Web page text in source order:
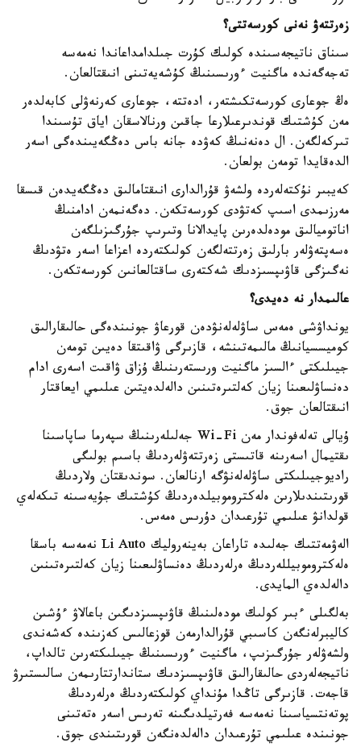
زەرتتەۋ نەنى كورسەتتى؟
سىناق ناتيجەسىندە كولىك كۇرت جىلدامداعاندا نەمەسە
تەجەگەندە ماگنيت ءورىسىنىڭ كۇشەيەتىنى انىقتالعان.
ەڭ جوعارى كورسەتكىشتەر، ادەتتە، جوعارى كەرنەۋلى كابەلدەر
مەن كۇشتىك قوندىرعىلارعا جاقىن ورنالاسقان اياق تۇسىندا
تىركەلگەن. ال دەنەنىڭ كەۋدە جانە باس دەڭگەيىندەگى اسەر
الدەقايدا تومەن بولعان.
كەيبىر نۇكتەلەردە ولشەۋ قۇرالدارى انىقتامالىق دەڭگەيدەن قىسقا
مەرزىمدى اسىپ كەتۋدى كورسەتكەن. دەگەنمەن ادامنىڭ
اناتوميالىق مودەلدەرىن پايدالانا وتىرىپ جۇرگىزىلگەن
ەسەپتەۋلەر بارلىق زەرتتەلگەن كولىكتەردە اعزاعا اسەر ەتۋدىڭ
نەگىزگى قاۋىپسىزدىك شەكتەرى ساقتالعانىن كورسەتكەن.
عالىمدار نە دەيدى؟
يونداۋشى ەمەس ساۋلەلەنۋدەن قورعاۋ جونىندەگى حالىقارالىق
كوميسسيانىڭ مالىمەتىنشە، قازىرگى ۋاقىتقا دەيىن تومەن
جيىلىكتى ءالسىز ماگنيت ورىستەرىنىڭ ۇزاق ۋاقىت اسەرى ادام
دەنساۋلىعىنا زيان كەلتىرەتىنىن دالەلدەيتىن عىلىمي ايعاقتار
انىقتالعان جوق.
ۇيالى تەلەفوندار مەن Wi-Fi جەلىلەرىنىڭ سپەرما ساپاسىنا
ىقتيمال اسەرىنە قاتىستى زەرتتەۋلەردىڭ باسىم بولىگى
راديوجيىلىكتى ساۋلەلەنۋگە ارنالعان. سوندىقتان ولاردىڭ
قورىتىندىلارىن ەلەكتروموبيلدەردىڭ كۇشتىك جۇيەسىنە تىكەلەي
قولدانۋ عىلىمي تۇرعىدان دۇرىس ەمەس.
الەۋمەتتىك جەلىدە تاراعان بەينەروليك Li Auto نەمەسە باسقا
ەلەكتروموبيللەردىڭ ەرلەردىڭ دەنساۋلىعىنا زيان كەلتىرەتىنىن
دالەلدەي المايدى.
بەلگىلى ءبىر كولىك مودەلىنىڭ قاۋىپسىزدىگىن باعالاۋ ءۇشىن
كاليبرلەنگەن كاسىبي قۇرالدارمەن قوزعالىس كەزىندە كەشەندى
ولشەۋلەر جۇرگىزىپ، ماگنيت ءورىسىنىڭ جيىلىكتەرىن تالداپ،
ناتيجەلەردى حالىقارالىق قاۋىپسىزدىك ستاندارتتارىمەن سالىستىرۋ
قاجەت. قازىرگى تاڭدا مۇنداي كولىكتەردىڭ ەرلەردىڭ
پوتەنتسياسىنا نەمەسە فەرتيلدىگىنە تەرىس اسەر ەتەتىنى
جونىندە عىلىمي تۇرعىدان دالەلدەنگەن قورىتىندى جوق.